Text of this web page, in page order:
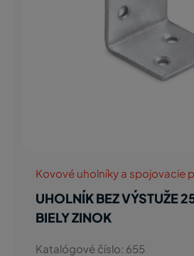
Kovové uholníky a spojovacie
UHOLNÍK BEZ VÝSTUŽE
BIELY ZINOK
Katalógové číslo: 655